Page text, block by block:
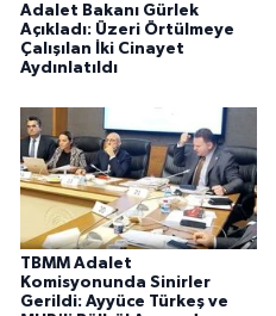
Adalet Bakanı Gürlek
Açıkladı: Üzeri Örtülmeye
Çalışılan İki Cinayet
Aydınlatıldı
TBMM Adalet
Komisyonunda Sinirler
Gerildi: Ayyüce Türkeş ve